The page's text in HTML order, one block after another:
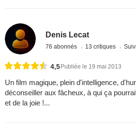
Denis Lecat
76 abonnés 13 critiques
4,5 Publiée le 19 mai 2013
Un film magique, plein d'intelligence,
déconseiller aux fâcheux, à qui ça
et de la joie !...